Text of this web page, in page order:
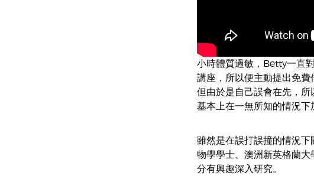
小時體質過敏，Betty一直
講座，所以便主動提出免費
但由於是自己誤會在先，
基本上在一無所知的情況
雖然是在誤打誤撞的情況
物學學士、澳洲新英格蘭
分有興趣深入研究。